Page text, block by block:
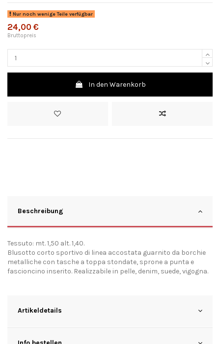
Nur noch wenige Teile verfügbar
24,00 €
Bruttopreis
In den Warenkorb
Beschreibung
Tessuto: mt. 1,50 alt. 1,40.
Blusotto corto sportivo di linea accostata guarnito da borchie
metalliche con tasche a toppa stondate, sprone a punta e
fascioncino inserito. Realizzabile in pelle, denim, suede, vigogna.
Artikeldetails